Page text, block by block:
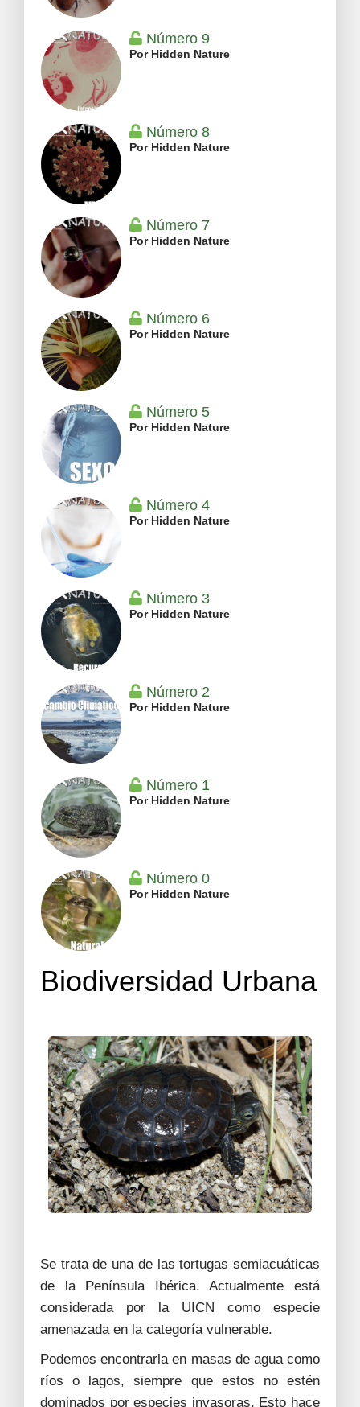
Número 9
Por Hidden Nature
Número 8
Por Hidden Nature
Número 7
Por Hidden Nature
Número 6
Por Hidden Nature
Número 5
Por Hidden Nature
Número 4
Por Hidden Nature
Número 3
Por Hidden Nature
Número 2
Por Hidden Nature
Número 1
Por Hidden Nature
Número 0
Por Hidden Nature
Biodiversidad Urbana
Se trata de una de las tortugas semiacuáticas
de la Península Ibérica. Actualmente está
considerada por la UICN como especie
amenazada en la categoría vulnerable.
Podemos encontrarla en masas de agua como
ríos o lagos, siempre que estos no estén
dominados por especies invasoras. Esto hace